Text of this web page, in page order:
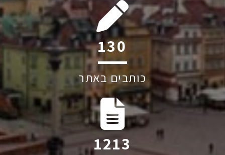
194
כותבים באתר
1809